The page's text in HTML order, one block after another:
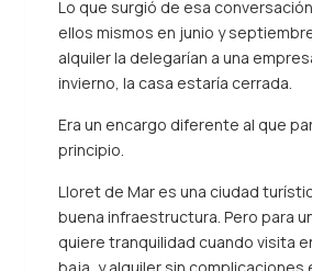
Lo que surgió de esa
ellos mismos en junio y
alquiler la delegarían a una
invierno, la casa estaría cerrada.
Era un encargo diferente al que
principio.
Lloret de Mar es una ciudad
buena infraestructura. Pero para
quiere tranquilidad cuando visita